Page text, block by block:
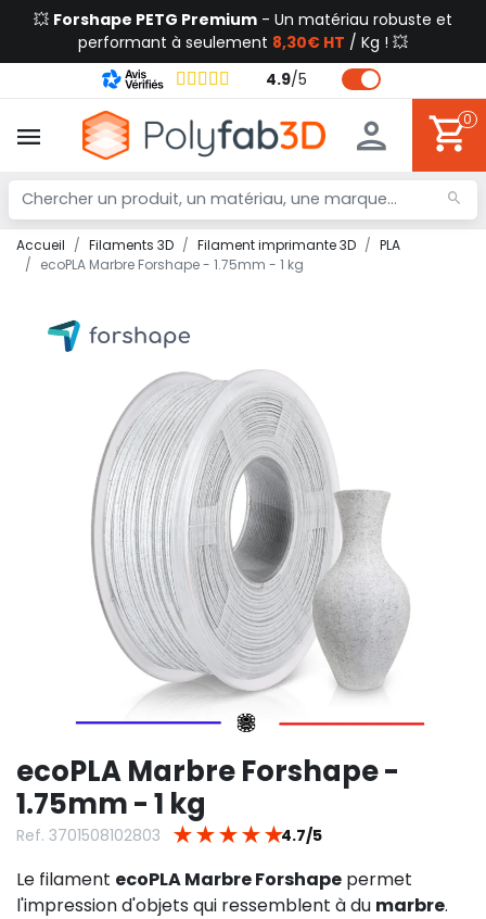
💥 Forshape PETG Premium - Un matériau robuste et
performant à seulement 8,30€ HT / Kg ! 💥
4.9/5
0
Accueil Filaments 3D Filament imprimante 3D
PLA
ecoPLA Marbre Forshape - 1.75mm - 1 kg
ecoPLA Marbre Forshape -
1.75mm - 1 kg
Ref. 3701508102803 ★ ★ ★ ★ ★4.7/5
Le filament ecoPLA Marbre Forshape permet
l'impression d'objets qui ressemblent à du marbre.